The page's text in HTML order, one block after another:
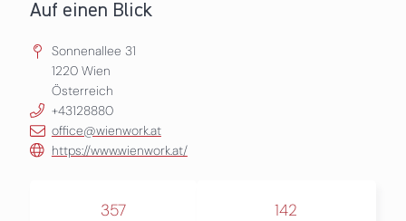
Auf einen Blick
Sonnenallee 31
1220 Wien
Österreich
+43128880
office@wienwork.at
https://www.wienwork.at/
357 142